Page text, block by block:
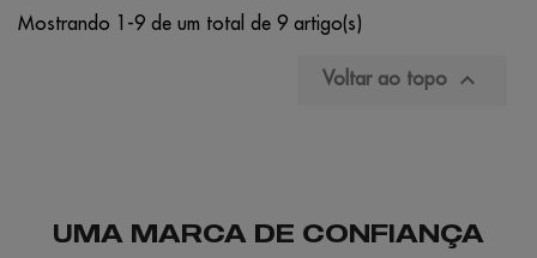
Mostrando 1-9 de um total de 9 artigo(s)
Voltar ao topo 
UMA MARCA DE CONFIANÇA